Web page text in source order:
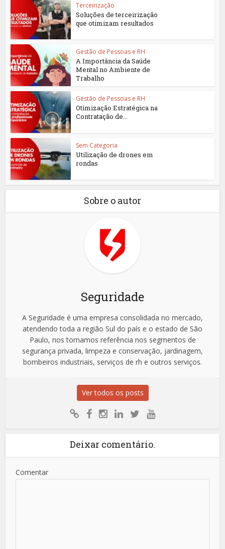
Terceirização
Soluções de terceirização
que otimizam resultados
Gestão de Pessoas e RH
A Importância da Saúde
Mental no Ambiente de
Trabalho
Gestão de Pessoas e RH
Otimização Estratégica na
Contratação de...
Sem Categoria
Utilização de drones em
rondas
Sobre o autor
Seguridade
A Seguridade é uma empresa consolidada no mercado,
atendendo toda a região Sul do país e o estado de São
Paulo, nos tornamos referência nos segmentos de
segurança privada, limpeza e conservação, jardinagem,
bombeiros industriais, serviços de rh e outros serviços.
Ver todos os posts
Deixar comentário.
Comentar